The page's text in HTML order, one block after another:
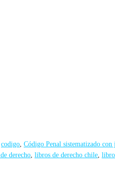
codigo Código Penal sistematizado con
derecho libros de derecho chile